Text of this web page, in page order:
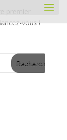
premier
vous !